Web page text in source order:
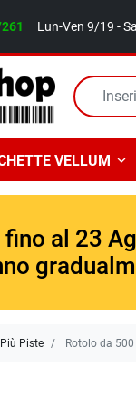
Lun-Ven 9/19 -
VELLUM
al 23
Piste Rotolo da